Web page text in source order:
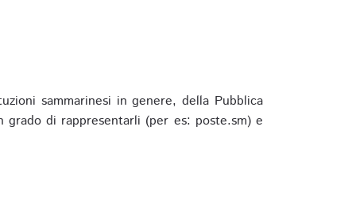
sammarinesi in genere, della Pubblica
di rappresentarli (per es: poste.sm) e